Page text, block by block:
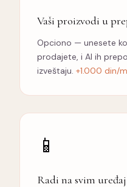
Vaši proizvodi u
Opciono — unesete
prodajete, i AI ih
izveštaju. +1.000 din/
📱
Radi na svim